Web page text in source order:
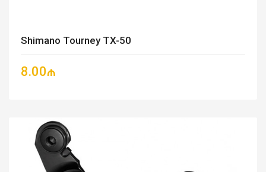
Shimano Tourney TX-50
8.00₼